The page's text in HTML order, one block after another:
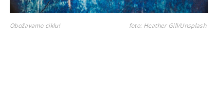
Obožavamo ciklu! foto: Heather Gill/Unsplash